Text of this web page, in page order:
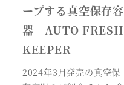
ープする真空保存容
器 AUTO FRESH
KEEPER
2024年3月発売の真空保